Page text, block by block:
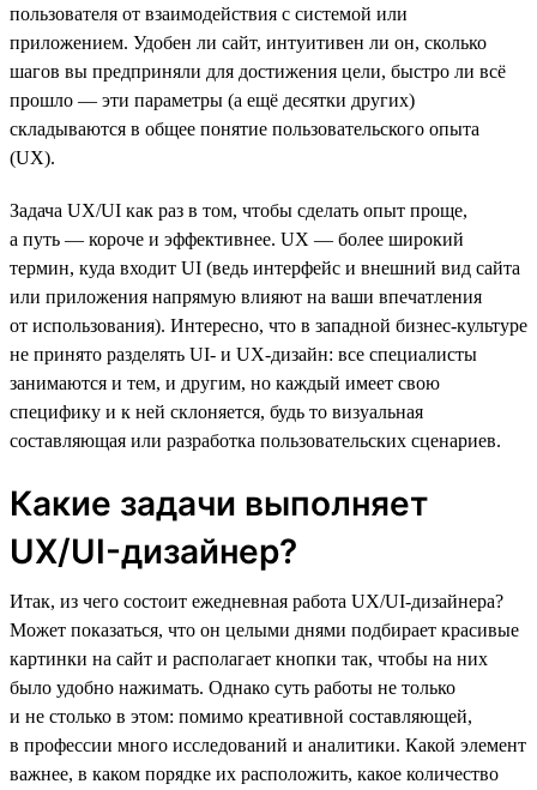
пользователя от взаимодействия с системой или
приложением. Удобен ли сайт, интуитивен ли он, сколько
шагов вы предприняли для достижения цели, быстро ли всё
прошло — эти параметры (а ещё десятки других)
складываются в общее понятие пользовательского опыта
(UX).
Задача UX/UI как раз в том, чтобы сделать опыт проще,
а путь — короче и эффективнее. UX — более широкий
термин, куда входит UI (ведь интерфейс и внешний вид сайта
или приложения напрямую влияют на ваши впечатления
от использования). Интересно, что в западной бизнес-культуре
не принято разделять UI- и UX-дизайн: все специалисты
занимаются и тем, и другим, но каждый имеет свою
специфику и к ней склоняется, будь то визуальная
составляющая или разработка пользовательских сценариев.
Какие задачи выполняет
UX/UI-дизайнер?
Итак, из чего состоит ежедневная работа UX/UI-дизайнера?
Может показаться, что он целыми днями подбирает красивые
картинки на сайт и располагает кнопки так, чтобы на них
было удобно нажимать. Однако суть работы не только
и не столько в этом: помимо креативной составляющей,
в профессии много исследований и аналитики. Какой элемент
важнее, в каком порядке их расположить, какое количество